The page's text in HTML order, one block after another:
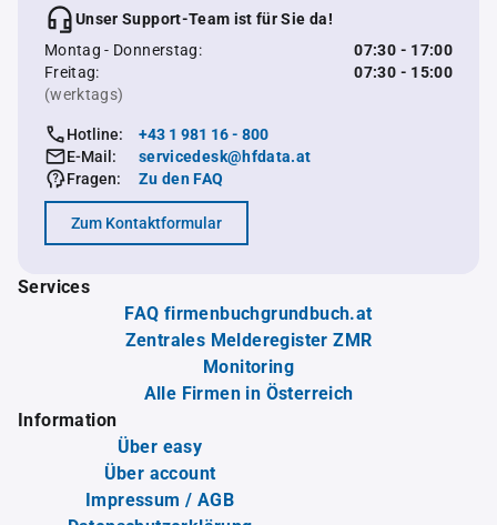
Unser Support-Team ist für Sie da!
Montag - Donnerstag:
07:30 - 17:00
Freitag:
07:30 - 15:00
(werktags)
Hotline:
+43 1 981 16 - 800
E-Mail:
servicedesk@hfdata.at
Fragen:
Zu den FAQ
Zum Kontaktformular
Services
FAQ firmenbuchgrundbuch.at
Zentrales Melderegister ZMR
Monitoring
Alle Firmen in Österreich
Information
Über easy
Über account
Impressum / AGB